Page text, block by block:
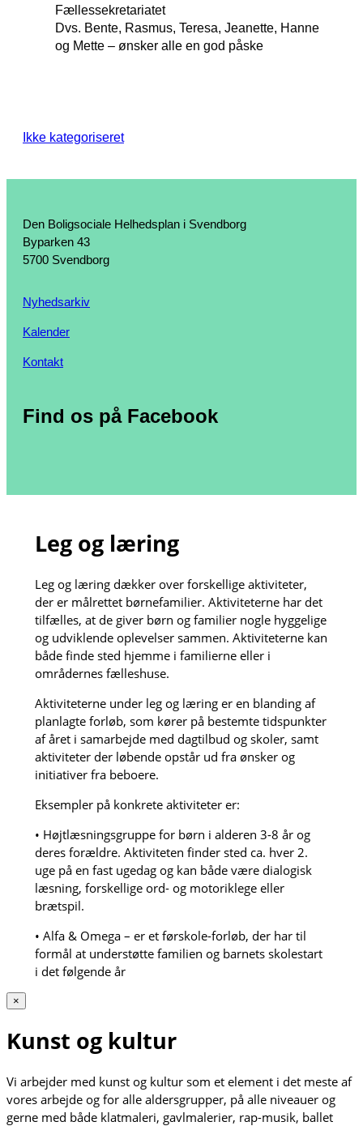
Fællessekretariatet
Dvs. Bente, Rasmus, Teresa, Jeanette, Hanne
og Mette – ønsker alle en god påske
Ikke kategoriseret
Den Boligsociale Helhedsplan i Svendborg
Byparken 43
5700 Svendborg
Nyhedsarkiv
Kalender
Kontakt
Find os på Facebook
Leg og læring
Leg og læring dækker over forskellige aktiviteter,
der er målrettet børnefamilier. Aktiviteterne har det
tilfælles, at de giver børn og familier nogle hyggelige
og udviklende oplevelser sammen. Aktiviteterne kan
både finde sted hjemme i familierne eller i
områdernes fælleshuse.
Aktiviteterne under leg og læring er en blanding af
planlagte forløb, som kører på bestemte tidspunkter
af året i samarbejde med dagtilbud og skoler, samt
aktiviteter der løbende opstår ud fra ønsker og
initiativer fra beboere.
Eksempler på konkrete aktiviteter er:
• Højtlæsningsgruppe for børn i alderen 3-8 år og
deres forældre. Aktiviteten finder sted ca. hver 2.
uge på en fast ugedag og kan både være dialogisk
læsning, forskellige ord- og motoriklege eller
brætspil.
• Alfa & Omega – er et førskole-forløb, der har til
formål at understøtte familien og barnets skolestart
i det følgende år
×
Kunst og kultur
Vi arbejder med kunst og kultur som et element i det meste af
vores arbejde og for alle aldersgrupper, på alle niveauer og
gerne med både klatmaleri, gavlmalerier, rap-musik, ballet